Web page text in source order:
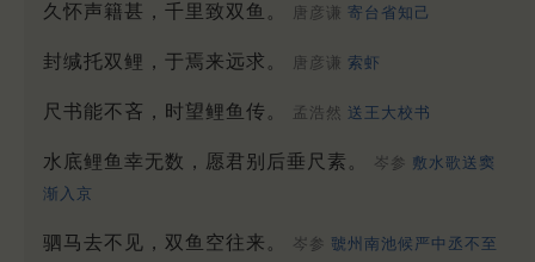
久怀声籍甚，千里致双鱼。 唐彦谦 寄台省知己
封缄托双鲤，于焉来远求。 唐彦谦 索虾
尺书能不吝，时望鲤鱼传。 孟浩然 送王大校书
水底鲤鱼幸无数，愿君别后垂尺素。 岑参 敷水歌送窦
渐入京
驷马去不见，双鱼空往来。 岑参 虢州南池候严中丞不至